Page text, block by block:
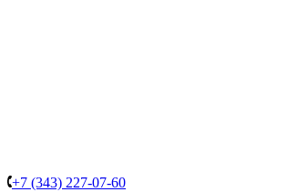
+7 (343) 227-07-60